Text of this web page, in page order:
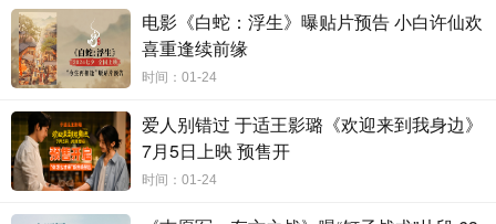
欢”实至名归。
导演协会副会长、知名监制王红卫肯定道：“在一部很燃、很热血
的电影当中，最难处理的是让它轻松。这个电影很轻松，有大量幽默
的东西在，给我们很大新意。”
电影《白蛇：浮生》曝贴片预告 小白许仙欢
喜重逢续前缘
时间：01-24
爱人别错过 于适王影璐《欢迎来到我身边》
7月5日上映 预售开
时间：01-24